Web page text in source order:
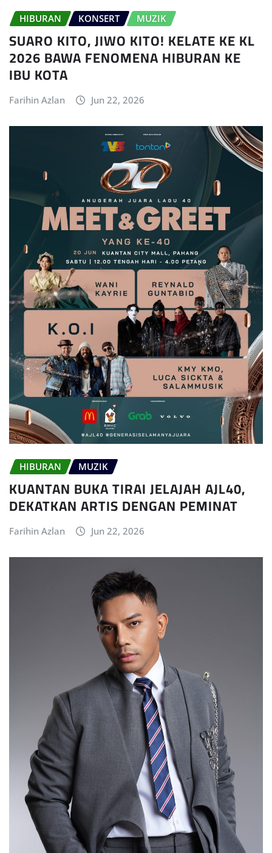
HIBURAN KONSERT MUZIK
SUARO KITO, JIWO KITO! KELATE KE KL
2026 BAWA FENOMENA HIBURAN KE
IBU KOTA
Farihin Azlan Jun 22, 2026
HIBURAN MUZIK
KUANTAN BUKA TIRAI JELAJAH AJL40,
DEKATKAN ARTIS DENGAN PEMINAT
Farihin Azlan Jun 22, 2026